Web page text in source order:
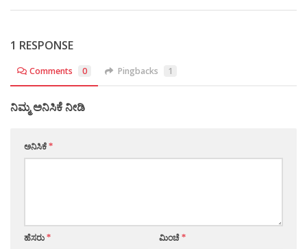
1 RESPONSE
Comments 0 Pingbacks 1
ನಿಮ್ಮ ಅನಿಸಿಕೆ ನೀಡಿ
ಅನಿಸಿಕೆ*
ಹೆಸರು* ಮಿಂಚೆ*